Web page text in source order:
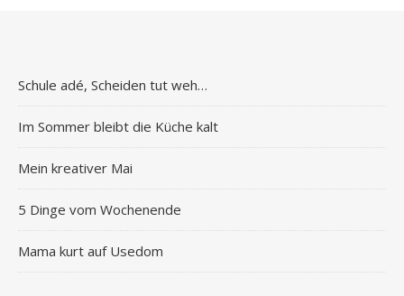
Schule adé, Scheiden tut weh…
Im Sommer bleibt die Küche kalt
Mein kreativer Mai
5 Dinge vom Wochenende
Mama kurt auf Usedom